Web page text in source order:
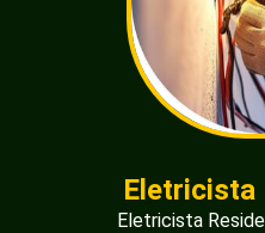
Eletricista
Eletricista